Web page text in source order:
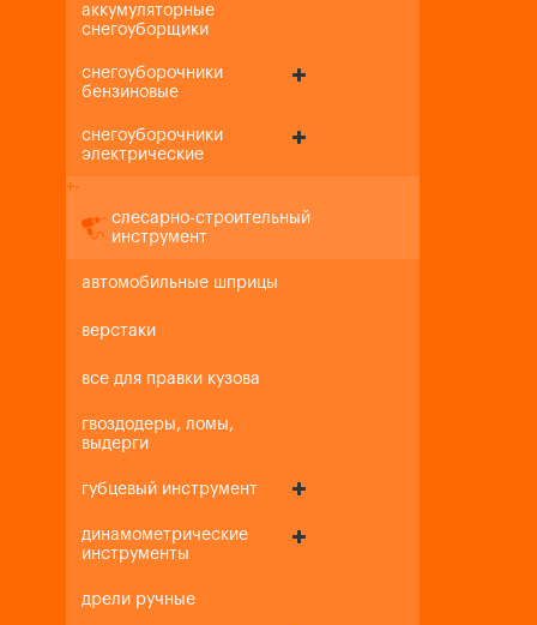
аккумуляторные
снегоуборщики
снегоуборочники
бензиновые
снегоуборочники
электрические
+-
слесарно-строительный
инструмент
автомобильные шприцы
верстаки
все для правки кузова
гвоздодеры, ломы,
выдерги
губцевый инструмент
динамометрические
инструменты
дрели ручные